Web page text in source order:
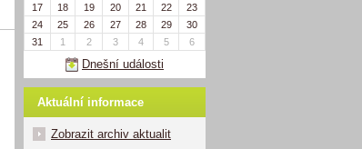
17
18 19 20 21 22
23
24
25 26 27 28 29
30
31
1 2 3 4 5 6
Dnešní události
Aktuální informace
Zobrazit archiv aktualit